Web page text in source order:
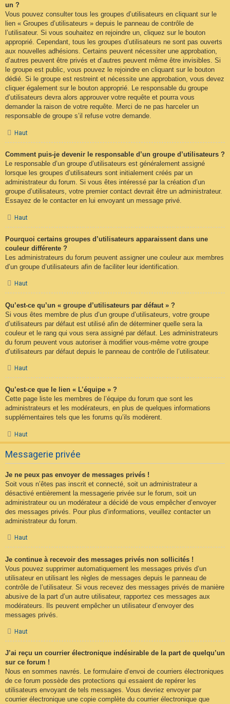
un ?
Vous pouvez consulter tous les groupes d’utilisateurs en cliquant sur le
lien « Groupes d’utilisateurs » depuis le panneau de contrôle de
l’utilisateur. Si vous souhaitez en rejoindre un, cliquez sur le bouton
approprié. Cependant, tous les groupes d’utilisateurs ne sont pas ouverts
aux nouvelles adhésions. Certains peuvent nécessiter une approbation,
d’autres peuvent être privés et d’autres peuvent même être invisibles. Si
le groupe est public, vous pouvez le rejoindre en cliquant sur le bouton
dédié. Si le groupe est restreint et nécessite une approbation, vous devez
cliquer également sur le bouton approprié. Le responsable du groupe
d’utilisateurs devra alors approuver votre requête et pourra vous
demander la raison de votre requête. Merci de ne pas harceler un
responsable de groupe s’il refuse votre demande.
Haut
Comment puis-je devenir le responsable d’un groupe d’utilisateurs ?
Le responsable d’un groupe d’utilisateurs est généralement assigné
lorsque les groupes d’utilisateurs sont initialement créés par un
administrateur du forum. Si vous êtes intéressé par la création d’un
groupe d’utilisateurs, votre premier contact devrait être un administrateur.
Essayez de le contacter en lui envoyant un message privé.
Haut
Pourquoi certains groupes d’utilisateurs apparaissent dans une
couleur différente ?
Les administrateurs du forum peuvent assigner une couleur aux membres
d’un groupe d’utilisateurs afin de faciliter leur identification.
Haut
Qu’est-ce qu’un « groupe d’utilisateurs par défaut » ?
Si vous êtes membre de plus d’un groupe d’utilisateurs, votre groupe
d’utilisateurs par défaut est utilisé afin de déterminer quelle sera la
couleur et le rang qui vous sera assigné par défaut. Les administrateurs
du forum peuvent vous autoriser à modifier vous-même votre groupe
d’utilisateurs par défaut depuis le panneau de contrôle de l’utilisateur.
Haut
Qu’est-ce que le lien « L’équipe » ?
Cette page liste les membres de l’équipe du forum que sont les
administrateurs et les modérateurs, en plus de quelques informations
supplémentaires tels que les forums qu’ils modèrent.
Haut
Messagerie privée
Je ne peux pas envoyer de messages privés !
Soit vous n’êtes pas inscrit et connecté, soit un administrateur a
désactivé entièrement la messagerie privée sur le forum, soit un
administrateur ou un modérateur a décidé de vous empêcher d’envoyer
des messages privés. Pour plus d’informations, veuillez contacter un
administrateur du forum.
Haut
Je continue à recevoir des messages privés non sollicités !
Vous pouvez supprimer automatiquement les messages privés d’un
utilisateur en utilisant les règles de messages depuis le panneau de
contrôle de l’utilisateur. Si vous recevez des messages privés de manière
abusive de la part d’un autre utilisateur, rapportez ces messages aux
modérateurs. Ils peuvent empêcher un utilisateur d’envoyer des
messages privés.
Haut
J’ai reçu un courrier électronique indésirable de la part de quelqu’un
sur ce forum !
Nous en sommes navrés. Le formulaire d’envoi de courriers électroniques
de ce forum possède des protections qui essaient de repérer les
utilisateurs envoyant de tels messages. Vous devriez envoyer par
courrier électronique une copie complète du courrier électronique que